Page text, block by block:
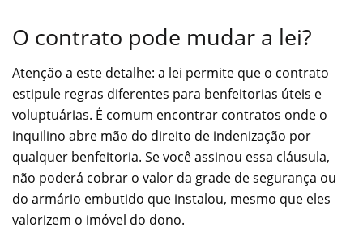
O contrato pode mudar a lei?
Atenção a este detalhe: a lei permite que o contrato
estipule regras diferentes para benfeitorias úteis e
voluptuárias. É comum encontrar contratos onde o
inquilino abre mão do direito de indenização por
qualquer benfeitoria. Se você assinou essa cláusula,
não poderá cobrar o valor da grade de segurança ou
do armário embutido que instalou, mesmo que eles
valorizem o imóvel do dono.